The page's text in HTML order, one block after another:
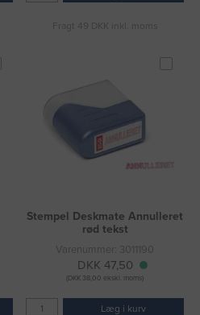
Fragt 49 DKK inkl. moms
Stempel Deskmate Annulleret
rød tekst
Varenummer: 3011190
DKK 47,50
(DKK 38,00 ekskl. moms)
Læg i kurv